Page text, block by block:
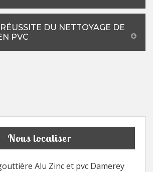
DU NETTOYAGE DE
PVC
Nous localiser
Alu Zinc et pvc Damerey